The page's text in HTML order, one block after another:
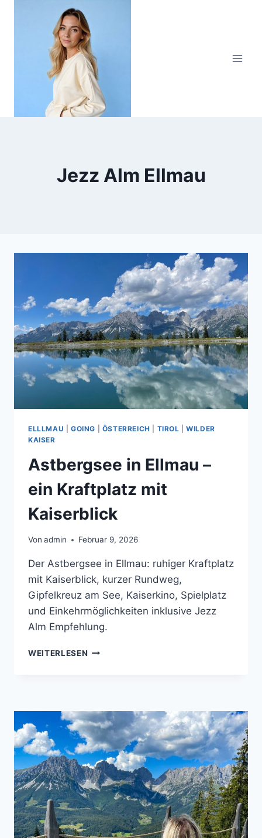
Jezz Alm Ellmau
ELLLMAU GOING ÖSTERREICH TIROL |WILDER
KAISER
Astbergsee in Ellmau –
ein Kraftplatz mit
Kaiserblick
Von admin Februar 9, 2026
Der Astbergsee in Ellmau: ruhiger Kraftplatz
mit Kaiserblick, kurzer Rundweg,
Gipfelkreuz am See, Kaiserkino, Spielplatz
und Einkehrmöglichkeiten inklusive Jezz
Alm Empfehlung.
WEITERLESEN ASTBERGSEE
KRAFTPLATZ
MIT
KAISERBLICK